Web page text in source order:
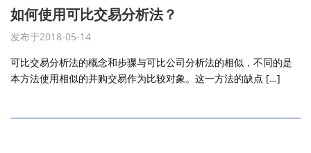
如何使用可比交易分析法？
发布于2018-05-14
可比交易分析法的概念和步骤与可比公司分析法的相似，不同的是
本方法使用相似的并购交易作为比较对象。这一方法的缺点 […]